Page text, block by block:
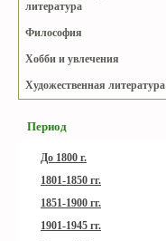
литература
Философия
Хобби и увлечения
Художественная литература
Период
До 1800 г.
1801-1850 гг.
1851-1900 гг.
1901-1945 гг.